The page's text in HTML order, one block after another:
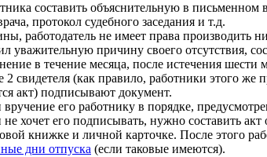
составить объяснительную в
протокол судебного заседания и т.д.
работодатель не имеет права производить
причину своего отсутствия,
в течение месяца, после истечения
свидетеля (как правило, работники этого же
акт) подписывают документ.
его работнику в порядке,
хочет его подписывать, нужно составить акт
книжке и личной карточке. После этого
дни отпуска (если таковые имеются).